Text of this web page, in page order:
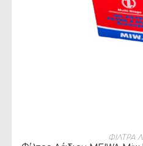
ΔΙΑΒΆΣΤΕ
ΦΙΛΤΡΑ